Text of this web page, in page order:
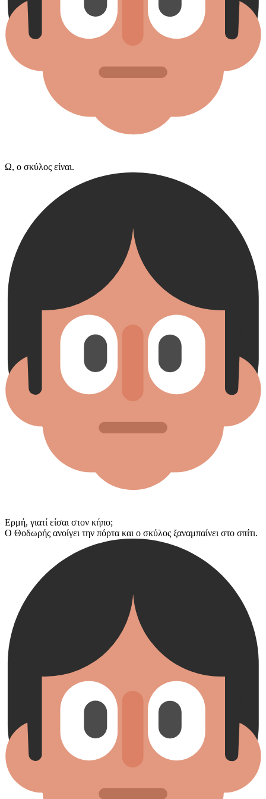
Ω, ο σκύλος είναι.
Ερμή, γιατί είσαι στον κήπο;
Ο Θοδωρής ανοίγει την πόρτα και ο σκύλος ξαναμπαίνει στο σπίτι.